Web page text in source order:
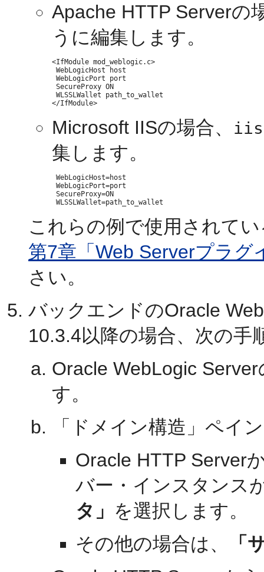
Apache HTTP Serverの
うに編集します。
<IfModule mod_weblogic.c>
WebLogicHost host
WebLogicPort port
SecureProxy ON
WLSSLWallet path_to_wallet
Microsoft IISの場合、
集します。
WebLogicHost=host
WebLogicPort=port
SecureProxy=ON
これらの例で使用されて
第7章「Web Serverプラグ
さい。
バックエンドのOracle
10.3.4以降の場合、次の手
Oracle WebLogic
す。
「ドメイン構造」ペイ
Oracle HTTP Server
バー・インスタンス
タ」 を選択します。
その他の場合は、
「